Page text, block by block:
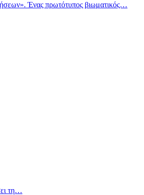
Ένας πρωτότυπος βιωματικός…
τη…